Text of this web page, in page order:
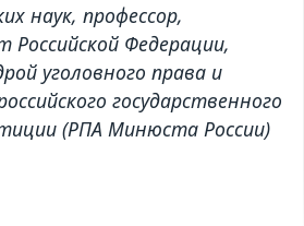
наук, профессор,
Федерации,
уголовного права и
государственного
(РПА Минюста России)